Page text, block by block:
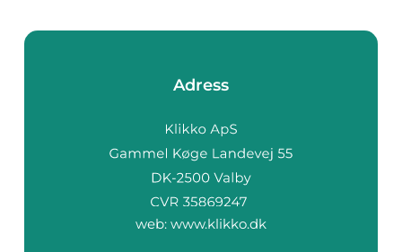
Adress
web: www.klikko.dk